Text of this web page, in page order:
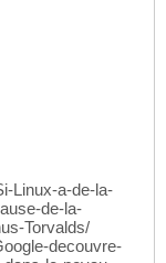
Linux-a-de-la-
de-la-
Torvalds/
decouvre-